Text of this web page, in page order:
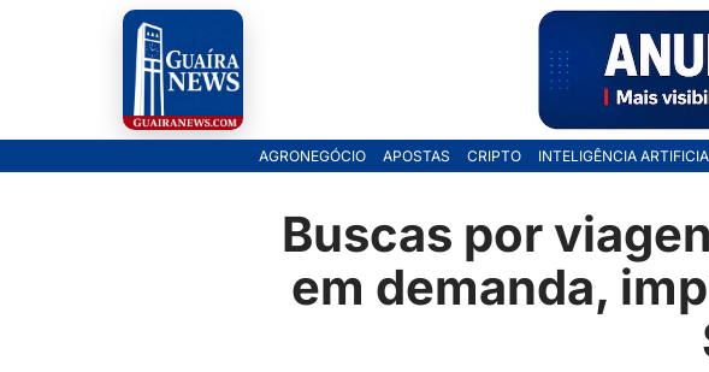
AGRONEGÓCIO APOSTAS CRIPTO INTELIGÊNCIA
Buscas por
em demanda,